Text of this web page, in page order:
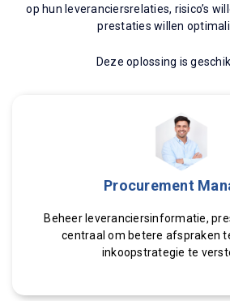
op hun leveranciersrelaties, risico’s
prestaties willen
Deze oplossing is
Procurement
Beheer leveranciersinformatie,
centraal om betere afspraken
inkoopstrategie te